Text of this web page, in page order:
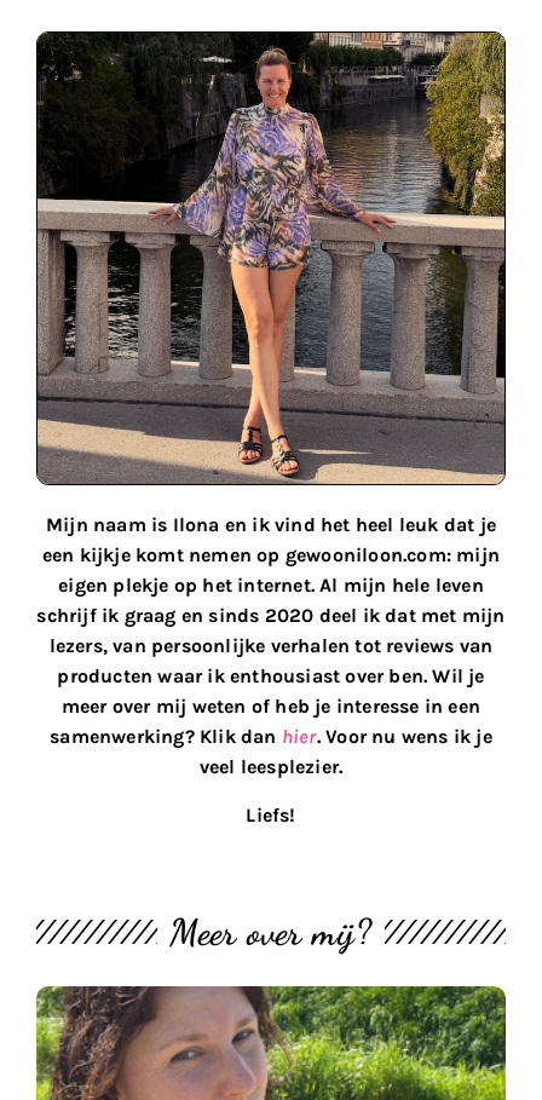
Mijn naam is Ilona en ik vind het heel leuk dat je
een kijkje komt nemen op gewooniloon.com: mijn
eigen plekje op het internet. Al mijn hele leven
schrijf ik graag en sinds 2020 deel ik dat met mijn
lezers, van persoonlijke verhalen tot reviews van
producten waar ik enthousiast over ben. Wil je
meer over mij weten of heb je interesse in een
samenwerking? Klik dan hier. Voor nu wens ik je
veel leesplezier.
Liefs!
Meer over mij?